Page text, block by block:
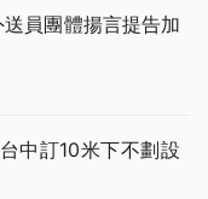
員團體揚言提告加
中訂10米下不劃設